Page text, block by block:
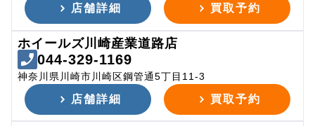
店舗詳細 買取予約
ホイールズ川崎産業道路店
044-329-1169
神奈川県川崎市川崎区鋼管通5丁目11-3
店舗詳細 買取予約